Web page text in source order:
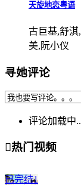
天旋地恋粤语
古巨基,舒
美,阮小仪
寻她评论
评论加载中
热门视频
已完结1